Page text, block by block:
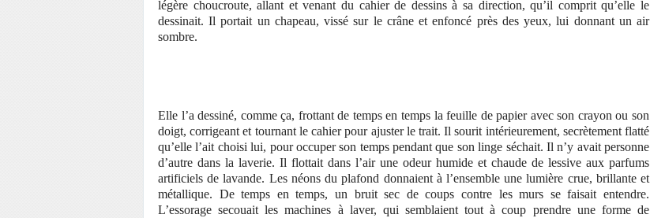
légère choucroute, allant et venant du cahier de dessins à sa direction, qu’il comprit qu’elle le
dessinait. Il portait un chapeau, vissé sur le crâne et enfoncé près des yeux, lui donnant un air
sombre.
Elle l’a dessiné, comme ça, frottant de temps en temps la feuille de papier avec son crayon ou son
doigt, corrigeant et tournant le cahier pour ajuster le trait. Il sourit intérieurement, secrètement flatté
qu’elle l’ait choisi lui, pour occuper son temps pendant que son linge séchait. Il n’y avait personne
d’autre dans la laverie. Il flottait dans l’air une odeur humide et chaude de lessive aux parfums
artificiels de lavande. Les néons du plafond donnaient à l’ensemble une lumière crue, brillante et
métallique. De temps en temps, un bruit sec de coups contre les murs se faisait entendre.
L’essorage secouait les machines à laver, qui semblaient tout à coup prendre une forme de